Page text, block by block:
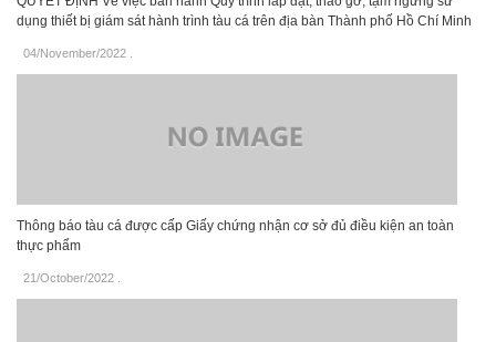
dụng thiết bị giám sát hành trình tàu cá trên địa bàn Thành phố Hồ Chí Minh
04/November/2022
Thông báo tàu cá được cấp Giấy chứng nhận cơ sở đủ điều kiện an toàn
thực phẩm
21/October/2022